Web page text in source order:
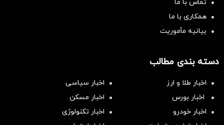
تماس با ما
همکاری با ما
بیانیه مأموریت
دسته بندی مطالب
اخبار طلا و ارز
اخبار سیاسی
اخبار بورس
اخبار مسکن
اخبار خودرو
اخبار تکنولوژی